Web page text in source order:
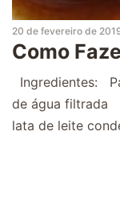
20 de fevereiro de
Como
Ingredientes:
de água filtrada
lata de leite